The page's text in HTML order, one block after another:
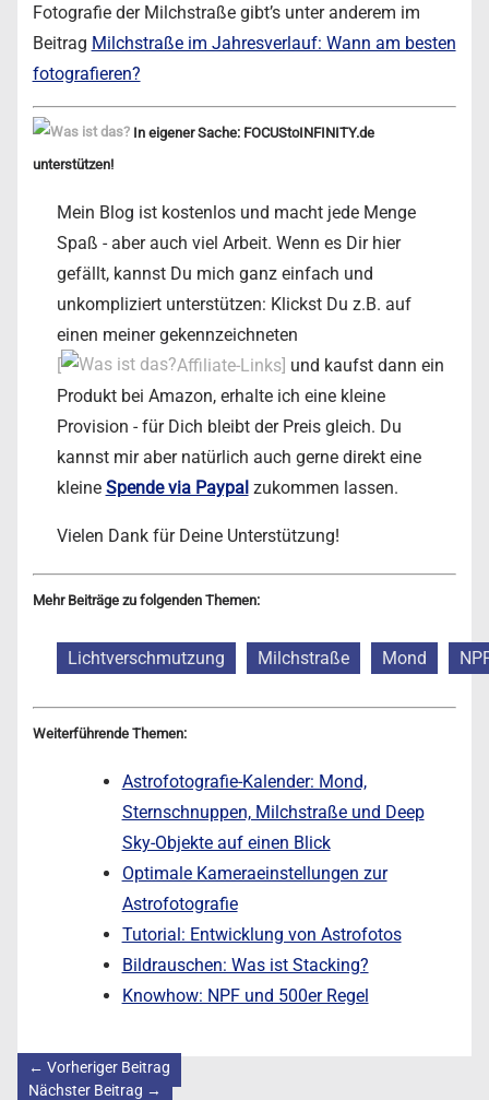
Fotografie der Milchstraße gibt’s unter anderem im
Beitrag Milchstraße im Jahresverlauf: Wann am besten
fotografieren?
In eigener Sache: FOCUStoINFINITY.de
unterstützen!
Mein Blog ist kostenlos und macht jede Menge
Spaß - aber auch viel Arbeit. Wenn es Dir hier
gefällt, kannst Du mich ganz einfach und
unkompliziert unterstützen: Klickst Du z.B. auf
einen meiner gekennzeichneten
[
Affiliate-Links] und kaufst dann ein
Produkt bei Amazon, erhalte ich eine kleine
Provision - für Dich bleibt der Preis gleich. Du
kannst mir aber natürlich auch gerne direkt eine
kleine Spende via Paypalzukommen lassen.
Vielen Dank für Deine Unterstützung!
Mehr Beiträge zu folgenden Themen:
Lichtverschmutzung Milchstraße Mond
Weiterführende Themen:
Astrofotografie-Kalender: Mond,
Sternschnuppen, Milchstraße und Deep
Sky-Objekte auf einen Blick
Optimale Kameraeinstellungen zur
Astrofotografie
Tutorial: Entwicklung von Astrofotos
Bildrauschen: Was ist Stacking?
Knowhow: NPF und 500er Regel
← Vorheriger Beitrag
Nächster Beitrag →